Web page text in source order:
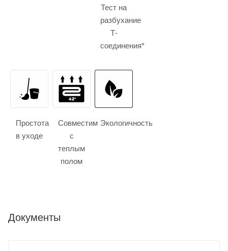
Тест на
разбухание
Т-
соединения*
Простота
в уходе
Совместим
с
теплым
полом
Экологичность
Документы